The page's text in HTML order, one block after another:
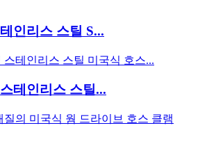
인리스 스틸 S...
테인리스 스틸...